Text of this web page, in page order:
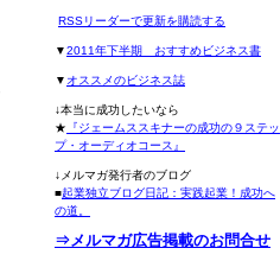
RSSリーダーで更新を購読する
▼2011年下半期 おすすめビジネス書
▼ オススメのビジネス誌
↓本当に成功したいなら
★ 『ジェームススキナーの成功の９ステッ
プ・オーディオコース』
↓メルマガ発行者のブログ
■起業独立ブログ日記：実践起業！成功へ
の道。
⇒メルマガ広告掲載のお問合せ